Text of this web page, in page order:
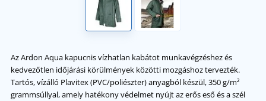
Az Ardon Aqua kapucnis vízhatlan kabátot munkavégzéshez és
kedvezőtlen időjárási körülmények közötti mozgáshoz tervezték.
Tartós, vízálló Plavitex (PVC/poliészter) anyagból készül, 350 g/m²
grammsúllyal, amely hatékony védelmet nyújt az erős eső és a szél